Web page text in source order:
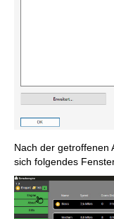
Nach der getroffenen
sich folgendes